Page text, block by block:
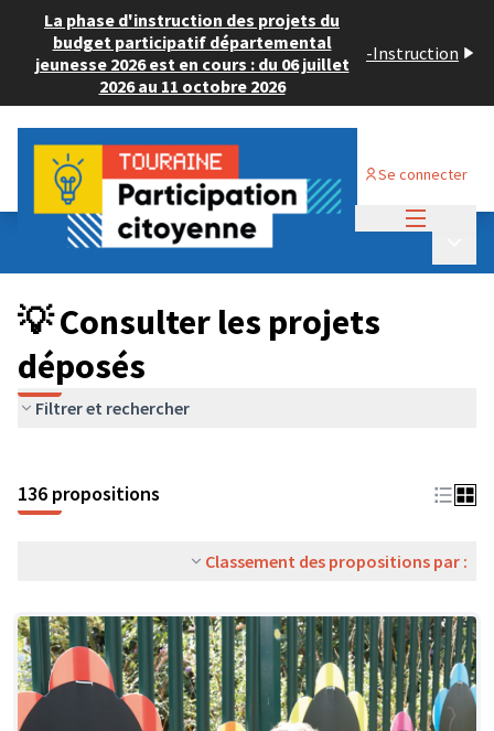
La phase d'instruction des projets du
budget participatif départemental
jeunesse 2026 est en cours : du 06 juillet
2026 au 11 octobre 2026
-Instruction
Se connecter
Budget Participatif JEUNESSE 2024
💡 Consulter les projets déposés
💡 Consulter les projets
déposés
Filtrer et rechercher
136 propositions
Classement des propositions par :